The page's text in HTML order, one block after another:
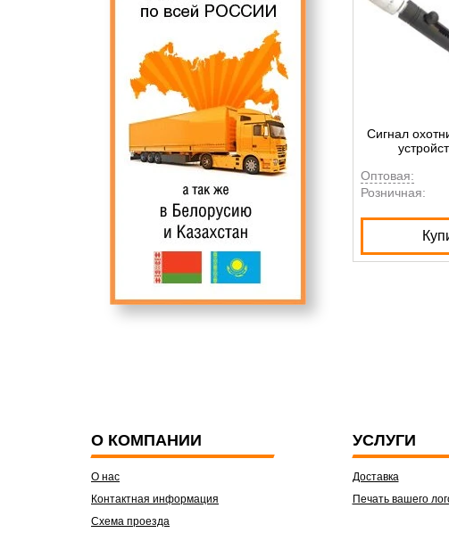
Сигнал
Оптовая:
Розничная:
О КОМПАНИИ
О нас
Контактная информация
Схема проезда
УСЛУГИ
Доставка
Печать вашего